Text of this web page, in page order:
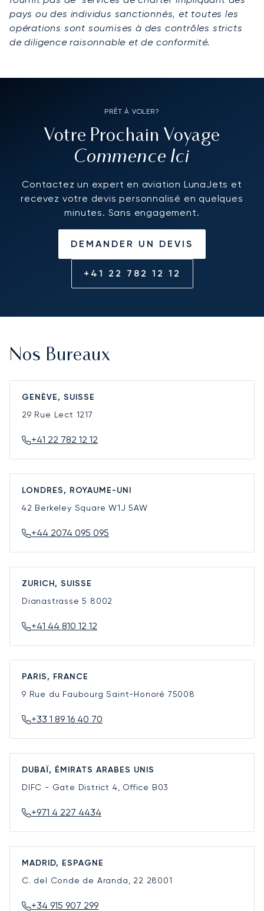
pays ou des individus sanctionnés, et toutes les
opérations sont soumises à des contrôles stricts
de diligence raisonnable et de conformité.
PRÊT À VOLER?
Votre Prochain Voyage
Commence Ici
Contactez un expert en aviation LunaJets et
recevez votre devis personnalisé en quelques
minutes. Sans engagement.
DEMANDER UN DEVIS
+41 22 782 12 12
Nos Bureaux
GENÈVE, SUISSE
29 Rue Lect 1217
+41 22 782 12 12
LONDRES, ROYAUME-UNI
42 Berkeley SquareW1J 5AW
+44 2074 095 095
ZURICH, SUISSE
Dianastrasse 5 8002
+41 44 810 12 12
PARIS, FRANCE
9 Rue du Faubourg Saint-Honoré 75008
+33 1 89 16 40 70
DUBAÏ, ÉMIRATS ARABES UNIS
DIFC - Gate District 4, Office B03
+971 4 227 4434
MADRID, ESPAGNE
C. del Conde de Aranda, 22 28001
+34 915 907 299